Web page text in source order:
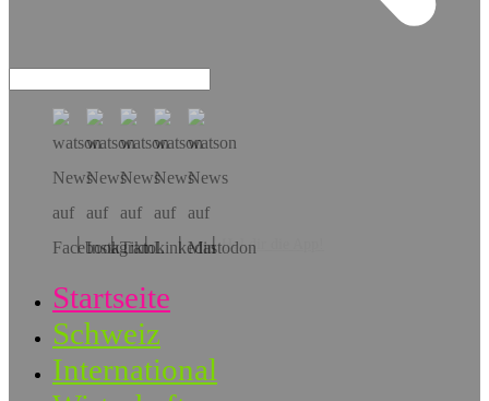
Hol dir die App!
Startseite
Schweiz
International